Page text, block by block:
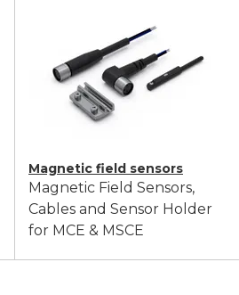
Magnetic field sensors
Magnetic Field Sensors,
Cables and Sensor Holder
for MCE & MSCE